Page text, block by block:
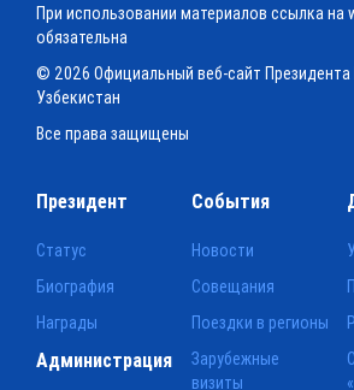
При использовании материалов ссылка на
обязательна
© 2026 Официальный веб-сайт Президента
Узбекистан
Все права защищены
Президент
Статус
Биография
Награды
События
Новости
Совещания
Поездки в регионы
Зарубежные
визиты
Администрация